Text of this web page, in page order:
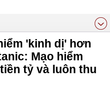
'kinh dị' hơn
Mạo hiểm
tỷ và luôn thu